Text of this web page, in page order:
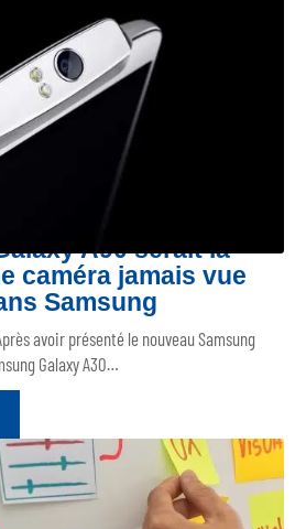
A90 serait la
caméra jamais vue
Samsung
avoir présenté le nouveau Samsung
Galaxy A30…